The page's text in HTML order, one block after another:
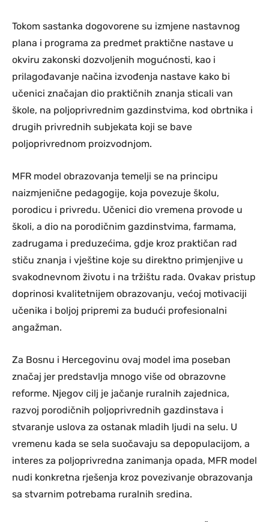
Tokom sastanka dogovorene su izmjene nastavnog
plana i programa za predmet praktične nastave u
okviru zakonski dozvoljenih mogućnosti, kao i
prilagođavanje načina izvođenja nastave kako bi
učenici značajan dio praktičnih znanja sticali van
škole, na poljoprivrednim gazdinstvima, kod obrtnika i
drugih privrednih subjekata koji se bave
poljoprivrednom proizvodnjom.
MFR model obrazovanja temelji se na principu
naizmjenične pedagogije, koja povezuje školu,
porodicu i privredu. Učenici dio vremena provode u
školi, a dio na porodičnim gazdinstvima, farmama,
zadrugama i preduzećima, gdje kroz praktičan rad
stiču znanja i vještine koje su direktno primjenjive u
svakodnevnom životu i na tržištu rada. Ovakav pristup
doprinosi kvalitetnijem obrazovanju, većoj motivaciji
učenika i boljoj pripremi za budući profesionalni
angažman.
Za Bosnu i Hercegovinu ovaj model ima poseban
značaj jer predstavlja mnogo više od obrazovne
reforme. Njegov cilj je jačanje ruralnih zajednica,
razvoj porodičnih poljoprivrednih gazdinstava i
stvaranje uslova za ostanak mladih ljudi na selu. U
vremenu kada se sela suočavaju sa depopulacijom, a
interes za poljoprivredna zanimanja opada, MFR model
nudi konkretna rješenja kroz povezivanje obrazovanja
sa stvarnim potrebama ruralnih sredina.